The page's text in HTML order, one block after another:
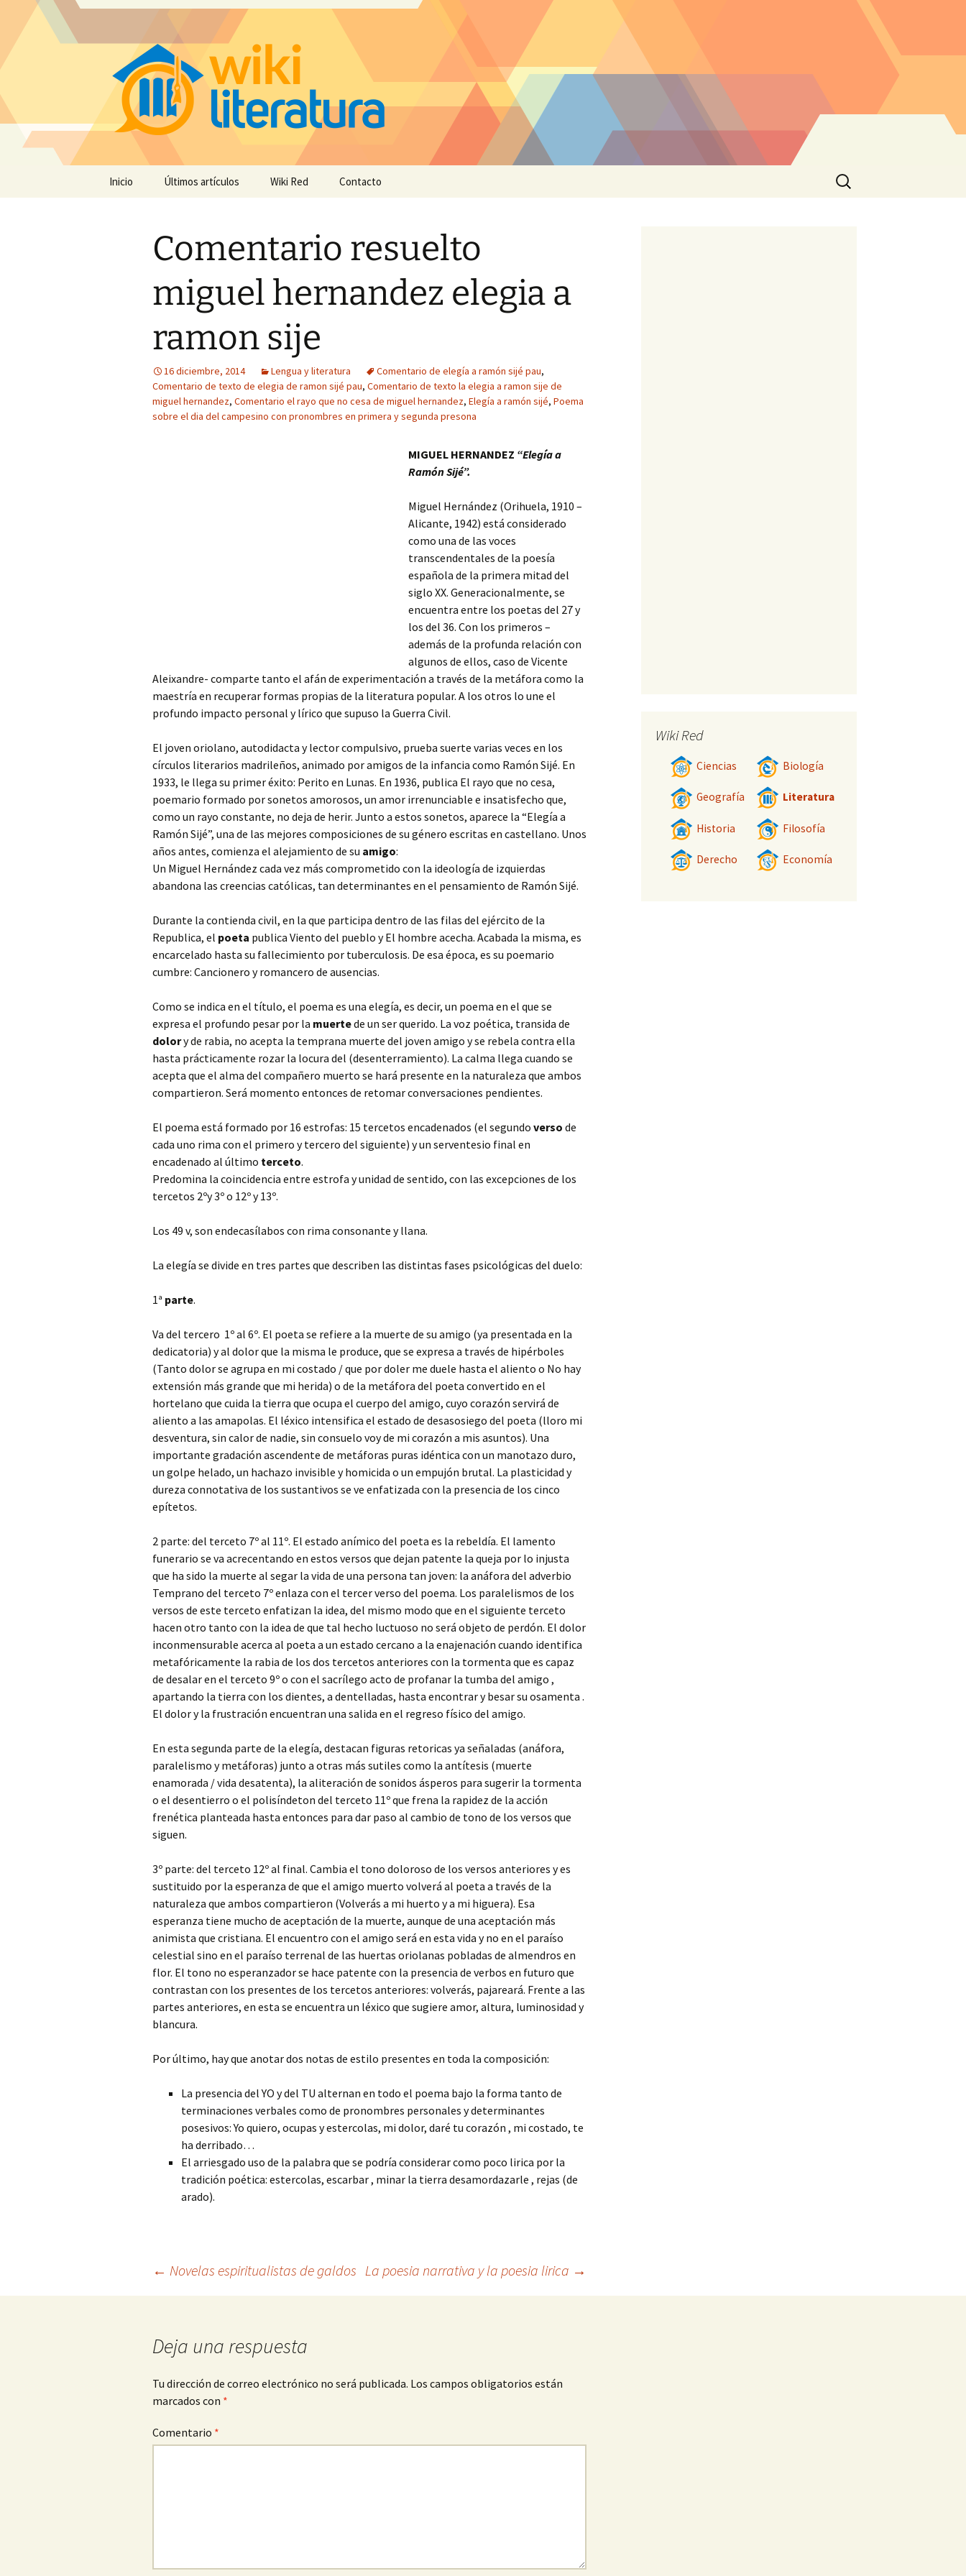
Inicio Últimos artículos Wiki Red Contacto
Buscar:
Comentario resuelto
miguel hernandez elegia a
ramon sije
16 diciembre, 2014 Lengua y literatura Comentario de elegía a ramón sijé pau,
Comentario de texto de elegia de ramon sijé pau, Comentario de texto la elegia a ramon sije de
miguel hernandez, Comentario el rayo que no cesa de miguel hernandez, Elegía a ramón sijé, Poema
sobre el dia del campesino con pronombres en primera y segunda presona
MIGUEL HERNANDEZ “Elegía a
Ramón Sijé”.
Miguel Hernández (Orihuela, 1910 –
Alicante, 1942) está considerado
como una de las voces
transcendentales de la poesía
española de la primera mitad del
siglo XX. Generacionalmente, se
encuentra entre los poetas del 27 y
los del 36. Con los primeros –
además de la profunda relación con
algunos de ellos, caso de Vicente
Aleixandre- comparte tanto el afán de experimentación a través de la metáfora como la
maestría en recuperar formas propias de la literatura popular. A los otros lo une el
profundo impacto personal y lírico que supuso la Guerra Civil.
El joven oriolano, autodidacta y lector compulsivo, prueba suerte varias veces en los
círculos literarios madrileños, animado por amigos de la infancia como Ramón Sijé. En
1933, le llega su primer éxito: Perito en Lunas. En 1936, publica El rayo que no cesa,
poemario formado por sonetos amorosos, un amor irrenunciable e insatisfecho que,
como un rayo constante, no deja de herir. Junto a estos sonetos, aparece la “Elegía a
Ramón Sijé”, una de las mejores composiciones de su género escritas en castellano. Unos
años antes, comienza el alejamiento de su amigo:
Un Miguel Hernández cada vez más comprometido con la ideología de izquierdas
abandona las creencias católicas, tan determinantes en el pensamiento de Ramón Sijé.
Durante la contienda civil, en la que participa dentro de las filas del ejército de la
Republica, el poeta publica Viento del pueblo y El hombre acecha. Acabada la misma, es
encarcelado hasta su fallecimiento por tuberculosis. De esa época, es su poemario
cumbre: Cancionero y romancero de ausencias.
Como se indica en el título, el poema es una elegía, es decir, un poema en el que se
expresa el profundo pesar por la muertede un ser querido. La voz poética, transida de
dolory de rabia, no acepta la temprana muerte del joven amigo y se rebela contra ella
hasta prácticamente rozar la locura del (desenterramiento). La calma llega cuando se
acepta que el alma del compañero muerto se hará presente en la naturaleza que ambos
compartieron. Será momento entonces de retomar conversaciones pendientes.
El poema está formado por 16 estrofas: 15 tercetos encadenados (el segundo verso de
cada uno rima con el primero y tercero del siguiente) y un serventesio final en
encadenado al último terceto.
Predomina la coincidencia entre estrofa y unidad de sentido, con las excepciones de los
tercetos 2ºy 3º o 12º y 13º.
Los 49 v, son endecasílabos con rima consonante y llana.
La elegía se divide en tres partes que describen las distintas fases psicológicas del duelo:
1ª parte.
Va del tercero 1º al 6º. El poeta se refiere a la muerte de su amigo (ya presentada en la
dedicatoria) y al dolor que la misma le produce, que se expresa a través de hipérboles
(Tanto dolor se agrupa en mi costado / que por doler me duele hasta el aliento o No hay
extensión más grande que mi herida) o de la metáfora del poeta convertido en el
hortelano que cuida la tierra que ocupa el cuerpo del amigo, cuyo corazón servirá de
aliento a las amapolas. El léxico intensifica el estado de desasosiego del poeta (lloro mi
desventura, sin calor de nadie, sin consuelo voy de mi corazón a mis asuntos). Una
importante gradación ascendente de metáforas puras idéntica con un manotazo duro,
un golpe helado, un hachazo invisible y homicida o un empujón brutal. La plasticidad y
dureza connotativa de los sustantivos se ve enfatizada con la presencia de los cinco
epítetos.
2 parte: del terceto 7º al 11º. El estado anímico del poeta es la rebeldía. El lamento
funerario se va acrecentando en estos versos que dejan patente la queja por lo injusta
que ha sido la muerte al segar la vida de una persona tan joven: la anáfora del adverbio
Temprano del terceto 7º enlaza con el tercer verso del poema. Los paralelismos de los
versos de este terceto enfatizan la idea, del mismo modo que en el siguiente terceto
hacen otro tanto con la idea de que tal hecho luctuoso no será objeto de perdón. El dolor
inconmensurable acerca al poeta a un estado cercano a la enajenación cuando identifica
metafóricamente la rabia de los dos tercetos anteriores con la tormenta que es capaz
de desalar en el terceto 9º o con el sacrílego acto de profanar la tumba del amigo ,
apartando la tierra con los dientes, a dentelladas, hasta encontrar y besar su osamenta .
El dolor y la frustración encuentran una salida en el regreso físico del amigo.
En esta segunda parte de la elegía, destacan figuras retoricas ya señaladas (anáfora,
paralelismo y metáforas) junto a otras más sutiles como la antítesis (muerte
enamorada / vida desatenta), la aliteración de sonidos ásperos para sugerir la tormenta
o el desentierro o el polisíndeton del terceto 11º que frena la rapidez de la acción
frenética planteada hasta entonces para dar paso al cambio de tono de los versos que
siguen.
3º parte: del terceto 12º al final. Cambia el tono doloroso de los versos anteriores y es
sustituido por la esperanza de que el amigo muerto volverá al poeta a través de la
naturaleza que ambos compartieron (Volverás a mi huerto y a mi higuera). Esa
esperanza tiene mucho de aceptación de la muerte, aunque de una aceptación más
animista que cristiana. El encuentro con el amigo será en esta vida y no en el paraíso
celestial sino en el paraíso terrenal de las huertas oriolanas pobladas de almendros en
flor. El tono no esperanzador se hace patente con la presencia de verbos en futuro que
contrastan con los presentes de los tercetos anteriores: volverás, pajareará. Frente a las
partes anteriores, en esta se encuentra un léxico que sugiere amor, altura, luminosidad y
blancura.
Por último, hay que anotar dos notas de estilo presentes en toda la composición:
La presencia del YO y del TU alternan en todo el poema bajo la forma tanto de
terminaciones verbales como de pronombres personales y determinantes
posesivos: Yo quiero, ocupas y estercolas, mi dolor, daré tu corazón , mi costado, te
ha derribado…
El arriesgado uso de la palabra que se podría considerar como poco lirica por la
tradición poética: estercolas, escarbar , minar la tierra desamordazarle , rejas (de
arado).
Navegación
← Novelas espiritualistas de galdos La poesia narrativa y la poesia lirica →
Deja una respuesta
Tu dirección de correo electrónico no será publicada. Los campos obligatorios están
marcados con *
Comentario *
Wiki Red
Ciencias Biología
Geografía Literatura
Historia Filosofía
Derecho Economía